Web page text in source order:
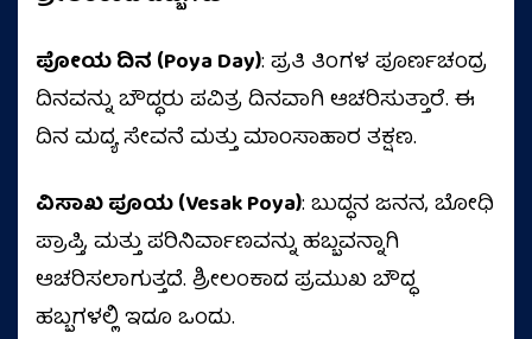
ಪೋಯ ದಿನ (Poya Day): ಪ್ರತಿ ತಿಂಗಳ ಪೂರ್ಣಚಂದ್ರ
ದಿನವನ್ನು ಬೌದ್ಧರು ಪವಿತ್ರ ದಿನವಾಗಿ ಆಚರಿಸುತ್ತಾರೆ. ಈ
ದಿನ ಮದ್ಯ ಸೇವನೆ ಮತ್ತು ಮಾಂಸಾಹಾರ ತಕ್ಷಣ.
ವಿಸಾಖ ಪೂಯ (Vesak Poya): ಬುದ್ಧನ ಜನನ, ಬೋಧಿ
ಪ್ರಾಪ್ತಿ, ಮತ್ತು ಪರಿನಿರ್ವಾಣವನ್ನು ಹಬ್ಬವನ್ನಾಗಿ
ಆಚರಿಸಲಾಗುತ್ತದೆ. ಶ್ರೀಲಂಕಾದ ಪ್ರಮುಖ ಬೌದ್ಧ
ಹಬ್ಬಗಳಲ್ಲಿ ಇದೂ ಒಂದು.